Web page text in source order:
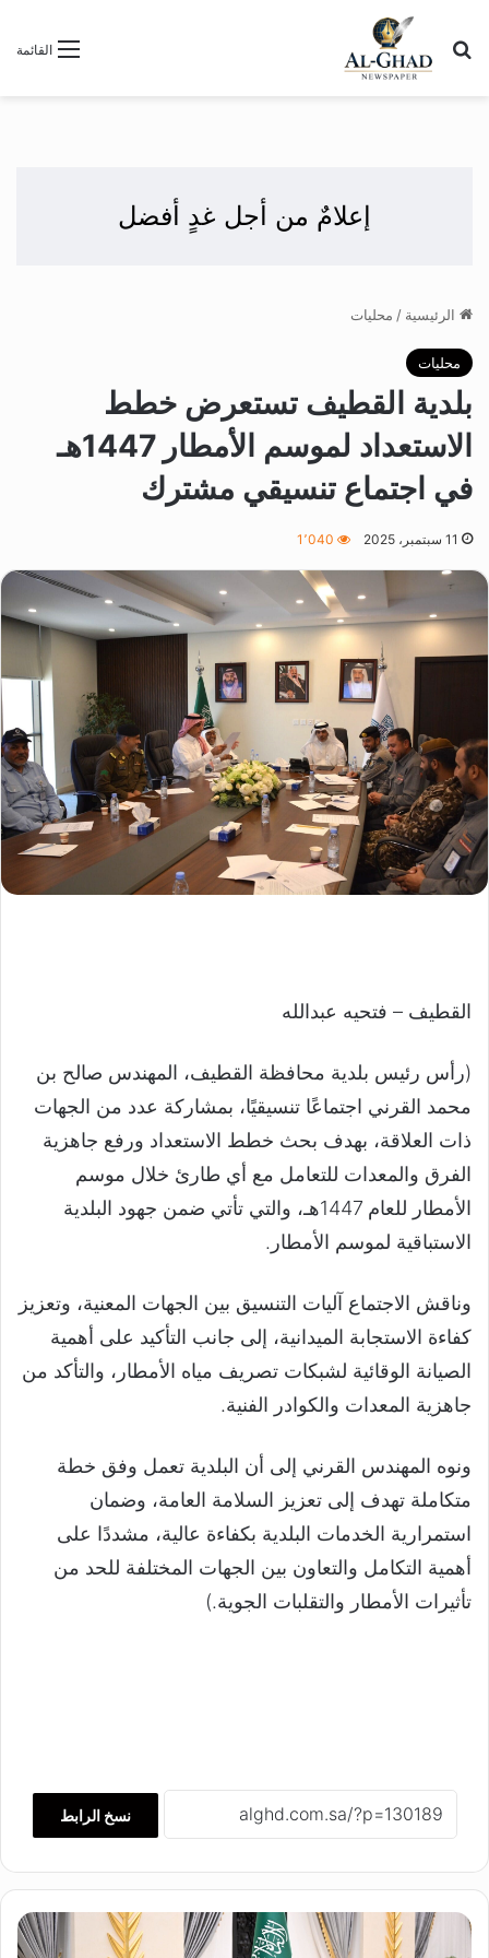
القائمة بحث عن
إعلامٌ من أجل غدٍ أفضل
الرئيسية / محليات
محليات
بلدية القطيف تستعرض خطط
الاستعداد لموسم الأمطار 1447هـ
في اجتماع تنسيقي مشترك
11 سبتمبر، 2025 1٬040
القطيف – فتحيه عبدالله
(رأس رئيس بلدية محافظة القطيف، المهندس صالح بن
محمد القرني اجتماعًا تنسيقيًا، بمشاركة عدد من الجهات
ذات العلاقة، بهدف بحث خطط الاستعداد ورفع جاهزية
الفرق والمعدات للتعامل مع أي طارئ خلال موسم
الأمطار للعام 1447هـ، والتي تأتي ضمن جهود البلدية
الاستباقية لموسم الأمطار.
وناقش الاجتماع آليات التنسيق بين الجهات المعنية، وتعزيز
كفاءة الاستجابة الميدانية، إلى جانب التأكيد على أهمية
الصيانة الوقائية لشبكات تصريف مياه الأمطار، والتأكد من
جاهزية المعدات والكوادر الفنية.
ونوه المهندس القرني إلى أن البلدية تعمل وفق خطة
متكاملة تهدف إلى تعزيز السلامة العامة، وضمان
استمرارية الخدمات البلدية بكفاءة عالية، مشددًا على
أهمية التكامل والتعاون بين الجهات المختلفة للحد من
تأثيرات الأمطار والتقلبات الجوية.)
نسخ الرابط
م